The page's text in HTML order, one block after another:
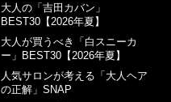
大人の「吉田カバン」
BEST30【2026年夏】
大人が買うべき「白スニーカ
ー」BEST30【2026年夏】
人気サロンが考える「大人ヘア
の正解」SNAP